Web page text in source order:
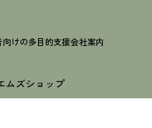
向けの多目的支援会社案内
ムズショップ